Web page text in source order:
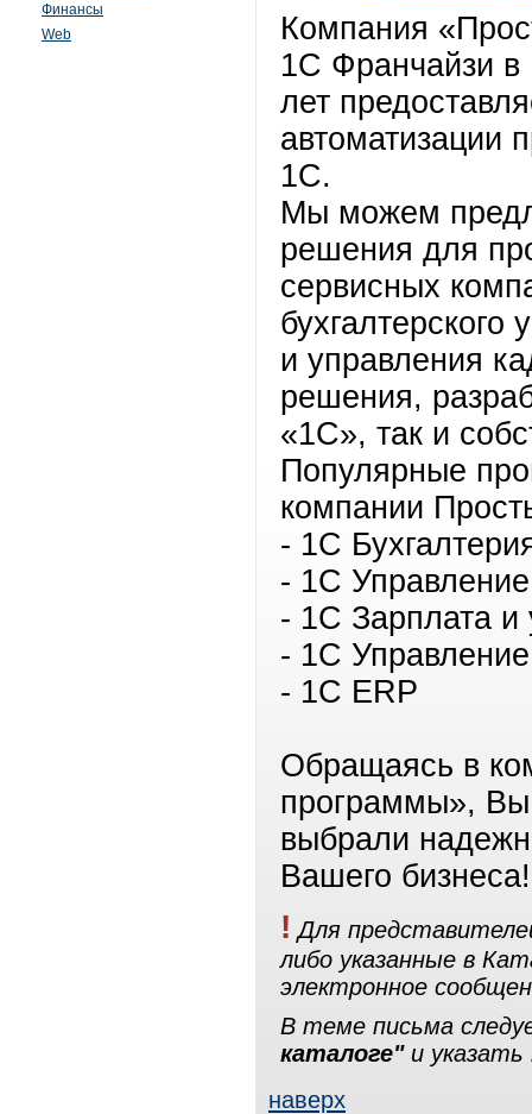
Финансы
Web
Компания
1С Франчайзи в
лет
автоматизации
1С.
Мы можем
решения для
сервисных
бухгалтерского
и управления
решения,
«1С», так и
Популярные
компании
- 1С
- 1С Управление
- 1С Зарплата и
- 1С
- 1С ERP
Обращаясь в
программы», Вы
выбрали
Вашего бизнеса!
! Для
либо указанные в
электронное
В теме письма
каталоге"и указать
наверх